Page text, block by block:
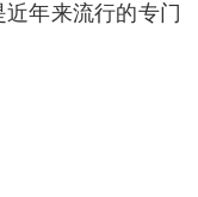
年来流行的专门